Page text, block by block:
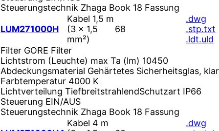
Steuerungstechnik Zhaga Book 18 Fassung
LUM271000H
Kabel 1,5 m
(3 × 1,5
mm²)
68
.dwg
.stp.txt
.ldt.uld
Filter GORE Filter
Lichtstrom (Leuchte) max Ta (lm) 10450
Abdeckungsmaterial Gehärtetes Sicherheitsglas, klar
Farbtemperatur 4000 K
Lichtverteilung TiefbreitstrahlendSchutzart IP66
Steuerung EIN/AUS
Steuerungstechnik Zhaga Book 18 Fassung
Kabel 4 m
.dwg